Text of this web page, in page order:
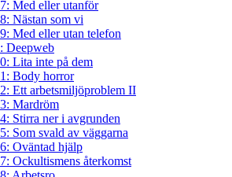
Med eller utanför
Nästan som vi
Med eller utan telefon
Deepweb
Lita inte på dem
Body horror
Ett arbetsmiljöproblem II
Mardröm
Stirra ner i avgrunden
Som svald av väggarna
Oväntad hjälp
Ockultismens återkomst